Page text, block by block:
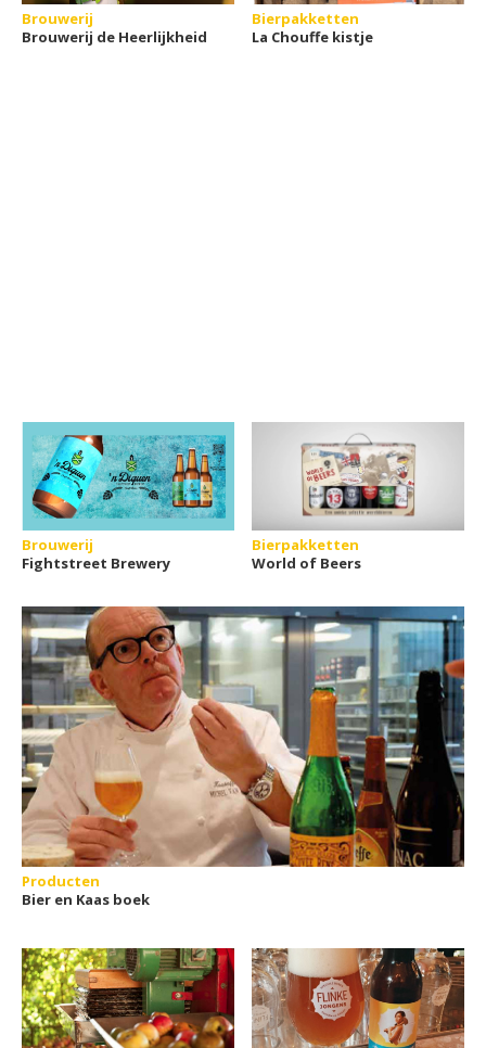
Brouwerij
Brouwerij de Heerlijkheid
Bierpakketten
La Chouffe kistje
Brouwerij
Fightstreet Brewery
Bierpakketten
World of Beers
Producten
Bier en Kaas boek